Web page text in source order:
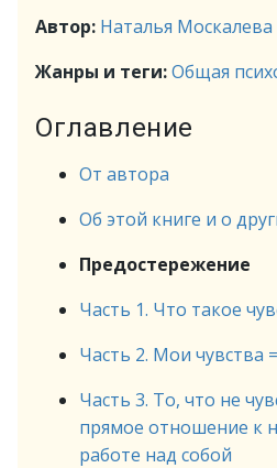
Автор: Наталья Москалева
Жанры и теги:Общая
Оглавление
От автора
Об этой книге и о
Предостережение
Часть 1. Что такое
Часть 2. Мои чувства
Часть 3. То, что не
прямое отношение к
работе над собой